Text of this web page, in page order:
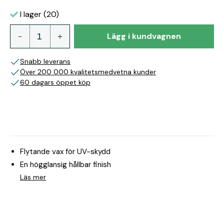
I lager (20)
Lägg i kundvagnen
Snabb leverans
Över 200 000 kvalitetsmedvetna kunder
60 dagars öppet köp
Flytande vax för UV-skydd
En högglansig hållbar finish
Läs mer